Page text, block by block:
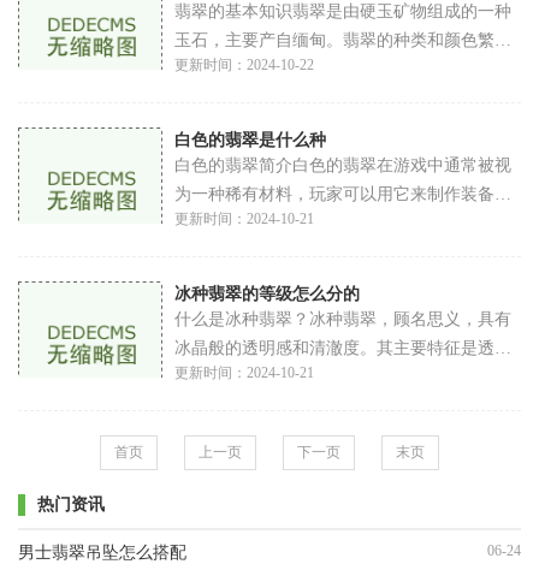
翡翠的基本知识翡翠是由硬玉矿物组成的一种
玉石，主要产自缅甸。翡翠的种类和颜色繁
多，不同的种类有着不同的价值。翡翠的颜色
而其
更新时间：2024-10-22
白色的翡翠是什么种
白色的翡翠简介白色的翡翠在游戏中通常被视
为一种稀有材料，玩家可以用它来制作装备、
强化技能以及完成特定的任务。在游戏背景设
传
更新时间：2024-10-21
冰种翡翠的等级怎么分的
什么是冰种翡翠？冰种翡翠，顾名思义，具有
冰晶般的透明感和清澈度。其主要特征是透光
性良好，色泽清新，给人一种清凉、洁净的感
以
更新时间：2024-10-21
首页 上一页 下一页 末页
热门资讯
男士翡翠吊坠怎么搭配 06-24